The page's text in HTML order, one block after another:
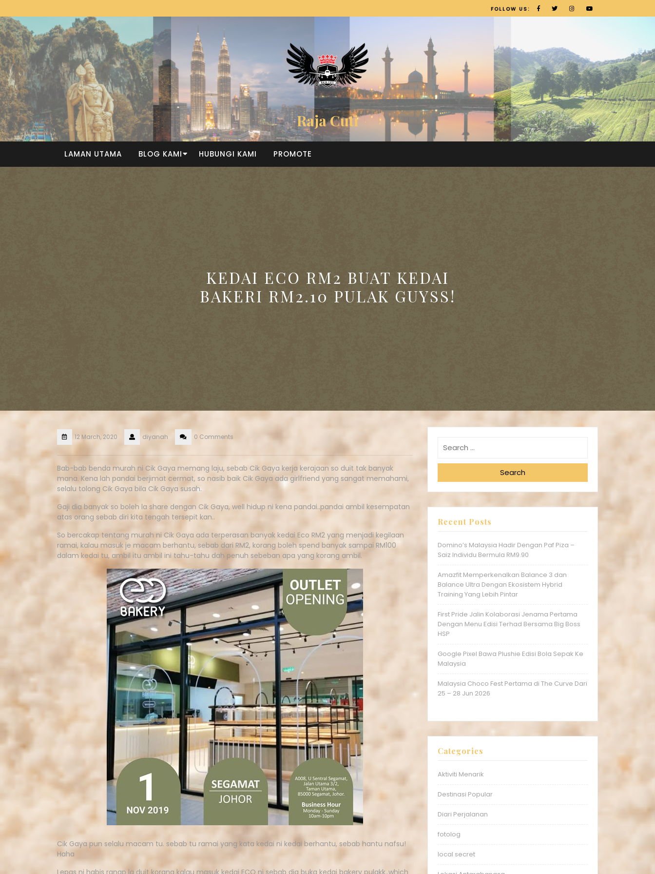
FOLLOW US:
Raja Cuti
LAMAN UTAMA BLOG KAMI HUBUNGI KAMI PROMOTE
KEDAI ECO RM2 BUAT KEDAI
BAKERI RM2.10 PULAK GUYSS!
12 March, 2020 diyanah 0 Comments
Bab-bab benda murah ni Cik Gaya memang laju, sebab Cik Gaya kerja kerajaan so duit tak banyak
mana. Kena lah pandai berjimat cermat, so nasib baik Cik Gaya ada girlfriend yang sangat memahami,
selalu tolong Cik Gaya bila Cik Gaya susah.
Gaji dia banyak so boleh la share dengan Cik Gaya, well hidup ni kena pandai..pandai ambil kesempatan
atas orang sebab diri kita tengah tersepit kan..
So bercakap tentang murah ni Cik Gaya ada terperasan banyak kedai Eco RM2 yang menjadi kegilaan
ramai, kalau masuk je macam berhantu, sebab dari RM2, korang boleh spend banyak sampai RM100
dalam kedai tu, ambil itu ambil ini tahu-tahu dah penuh sebeban apa yang korang ambil.
Cik Gaya pun selalu macam tu. sebab tu ramai yang kata kedai ni kedai berhantu, sebab hantu nafsu!
Haha
Search
Recent Posts
Domino’s Malaysia Hadir Dengan Paf Piza –
Saiz Individu Bermula RM9.90
Amazfit Memperkenalkan Balance 3 dan
Balance Ultra Dengan Ekosistem Hybrid
Training Yang Lebih Pintar
First Pride Jalin Kolaborasi Jenama Pertama
Dengan Menu Edisi Terhad Bersama Big Boss
HSP
Google Pixel Bawa Plushie Edisi Bola Sepak Ke
Malaysia
Malaysia Choco Fest Pertama di The Curve Dari
25 – 28 Jun 2026
Categories
Aktiviti Menarik
Destinasi Popular
Diari Perjalanan
fotolog
local secret